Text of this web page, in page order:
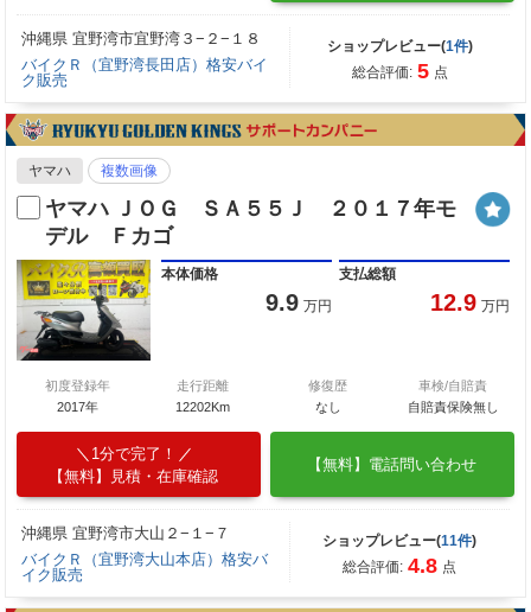
沖縄県 宜野湾市宜野湾３−２−１８
バイクＲ（宜野湾長田店）格安バイ
ク販売
ショップレビュー(1件)
総合評価: 5 点
ヤマハ 複数画像
ヤマハ ＪＯＧ ＳＡ５５Ｊ ２０１７年モ
デル Ｆカゴ
本体価格
9.9 万円
支払総額
12.9 万円
初度登録年
2017年
走行距離
12202Km
修復歴
なし
車検/自賠責
自賠責保険無し
1分で完了！
【無料】見積・在庫確認
【無料】電話問い合わせ
沖縄県 宜野湾市大山２−１−７
バイクＲ（宜野湾大山本店）格安バ
イク販売
ショップレビュー(11件)
総合評価: 4.8 点